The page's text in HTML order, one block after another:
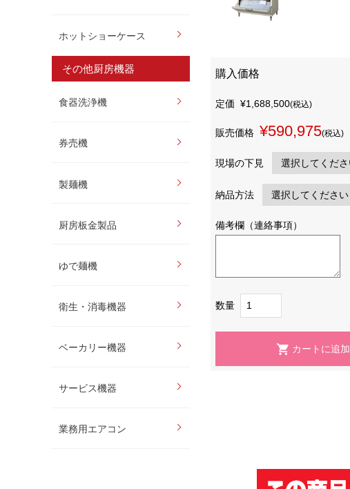
ホットショーケース
その他厨房機器
食器洗浄機
券売機
製麺機
厨房板金製品
ゆで麺機
衛生・消毒機器
ベーカリー機器
サービス機器
業務用エアコン
購入価格
定価 ¥1,688,500(税込)
販売価格 ¥590,975(税込)
現場の下見
納品方法
備考欄（連絡事項）
数量